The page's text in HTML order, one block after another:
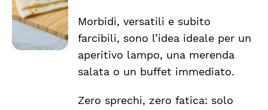
Morbidi, versatili e subito
farcibili, sono l’idea ideale per un
aperitivo lampo, una merenda
salata o un buffet immediato.
Zero sprechi, zero fatica: solo